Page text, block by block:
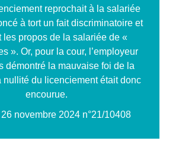
reprochait à la salariée
à tort un fait discriminatoire et
les propos de la salariée de «
». Or, pour la cour, l’employeur
démontré la mauvaise foi de la
nullité du licenciement était donc
encourue.
novembre 2024 n°21/10408